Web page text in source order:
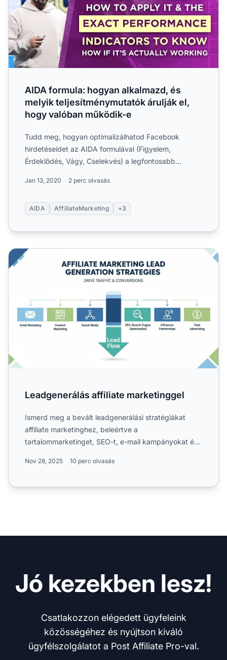
AIDA formula: hogyan alkalmazd, és
melyik teljesítménymutatók árulják el,
hogy valóban működik-e
Tudd meg, hogyan optimalizálhatod Facebook
hirdetéseidet az AIDA formulával (Figyelem,
Érdeklődés, Vágy, Cselekvés) a legfontosabb
Jan 13, 2020 2 perc olvasás
AIDA AffiliateMarketing +3
Leadgenerálás affiliate marketinggel
Leadgenerálás affiliate marketinggel
Ismerd meg a bevált leadgenerálási stratégiákat
affiliate marketinghez, beleértve a
tartalommarketinget, SEO-t, e-mail kampányokat és
Nov 28, 2025 10 perc olvasás
Jó kezekben lesz!
Csatlakozzon elégedett ügyfeleink
közösségéhez és nyújtson kiváló
ügyfélszolgálatot a Post Affiliate Pro-val.